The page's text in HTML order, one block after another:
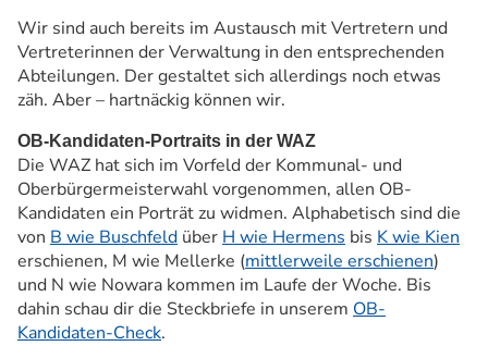
Wir sind auch bereits im Austausch mit Vertretern und
Vertreterinnen der Verwaltung in den entsprechenden
Abteilungen. Der gestaltet sich allerdings noch etwas
zäh. Aber – hartnäckig können wir.
OB-Kandidaten-Portraits in der WAZ
Die WAZ hat sich im Vorfeld der Kommunal- und
Oberbürgermeisterwahl vorgenommen, allen OB-
Kandidaten ein Porträt zu widmen. Alphabetisch sind die
von B wie Buschfeld über H wie Hermens bis K wie Kien
erschienen, M wie Mellerke (mittlerweile erschienen)
und N wie Nowara kommen im Laufe der Woche. Bis
dahin schau dir die Steckbriefe in unserem OB-
Kandidaten-Check.